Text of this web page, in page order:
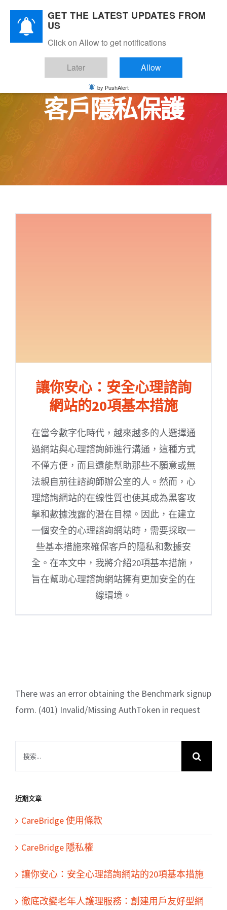
Skip
content
客戶隱私保護
讓你安心：安全心理諮詢
網站的20項基本措施
在當今數字化時代，越來越多的人選擇通
過網站與心理諮詢師進行溝通，這種方式
不僅方便，而且還能幫助那些不願意或無
法親自前往諮詢師辦公室的人。然而，心
理諮詢網站的在線性質也使其成為黑客攻
擊和數據洩露的潛在目標。因此，在建立
一個安全的心理諮詢網站時，需要採取一
些基本措施來確保客戶的隱私和數據安
全。在本文中，我將介紹20項基本措施，
旨在幫助心理諮詢網站擁有更加安全的在
線環境。
There was an error obtaining the Benchmark signup
form. (401) Invalid/Missing AuthToken in request
果：
近期文章
CareBridge 使用條款
CareBridge 隱私權
讓你安心：安全心理諮詢網站的20項基本措施
徹底改變老年人護理服務：創建用戶友好型網
GET THE LATEST UPDATES FROM
US
Click on Allow to get notifications
Later Allow
by PushAlert